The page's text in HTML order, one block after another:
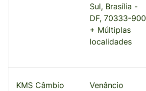
Sul, Brasília -
DF, 70333-900
+ Múltiplas
localidades
KMS Câmbio
Venâncio